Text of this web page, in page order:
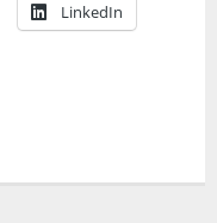
LinkedIn